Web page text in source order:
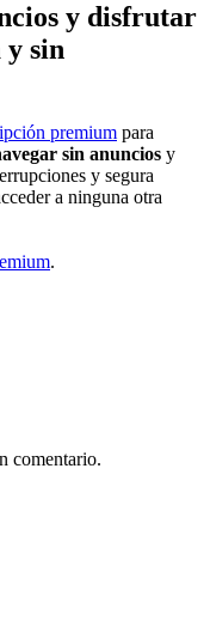
y disfrutar
y sin
premium para
sin anuncios y
y segura
a ninguna otra
.
comentario.